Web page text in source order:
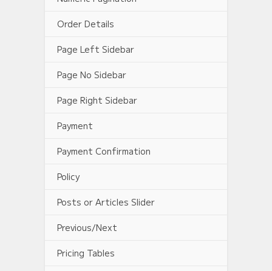
Order Details
Page Left Sidebar
Page No Sidebar
Page Right Sidebar
Payment
Payment Confirmation
Policy
Posts or Articles Slider
Previous/Next
Pricing Tables